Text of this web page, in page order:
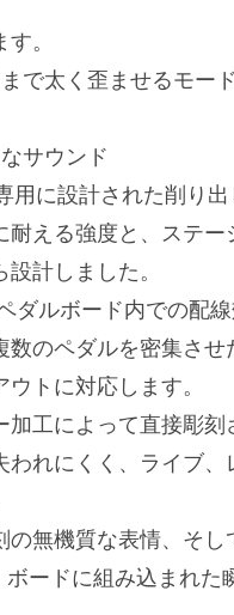
。
で太く歪ませるモー
サウンド
用に設計された削り
耐える強度と、ステ
計しました。
ダルボード内での配
数のペダルを密集さ
トに対応します。
工によって直接彫
れにくく、ライブ
無機質な表情、そ
ボードに組み込まれ